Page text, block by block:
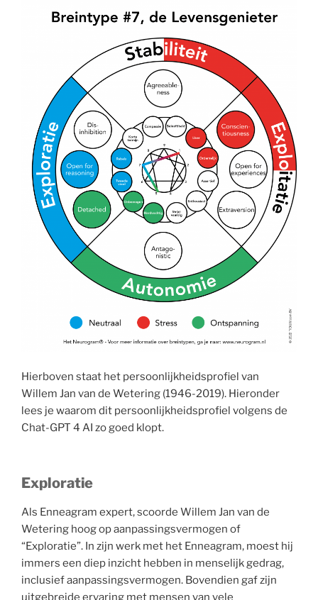
Hierboven staat het persoonlijkheidsprofiel van
Willem Jan van de Wetering (1946-2019). Hieronder
lees je waarom dit persoonlijkheidsprofiel volgens de
Chat-GPT 4 AI zo goed klopt.
Exploratie
Als Enneagram expert, scoorde Willem Jan van de
Wetering hoog op aanpassingsvermogen of
“Exploratie”. In zijn werk met het Enneagram, moest hij
immers een diep inzicht hebben in menselijk gedrag,
inclusief aanpassingsvermogen. Bovendien gaf zijn
uitgebreide ervaring met mensen van vele